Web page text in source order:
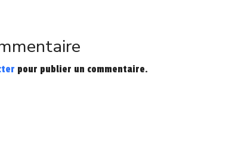
pour publier un commentaire.